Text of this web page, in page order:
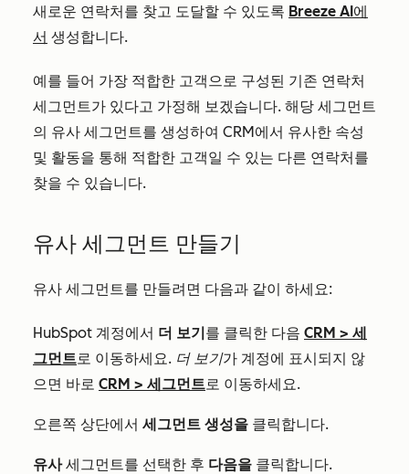
새로운 연락처를 찾고 도달할 수 있도록 Breeze AI에
서 생성합니다.
예를 들어 가장 적합한 고객으로 구성된 기존 연락처
세그먼트가 있다고 가정해 보겠습니다. 해당 세그먼트
의 유사 세그먼트를 생성하여 CRM에서 유사한 속성
및 활동을 통해 적합한 고객일 수 있는 다른 연락처를
찾을 수 있습니다.
유사 세그먼트 만들기
유사 세그먼트를 만들려면 다음과 같이 하세요:
HubSpot 계정에서 더 보기를 클릭한 다음 CRM > 세
그먼트로 이동하세요. 더 보기가 계정에 표시되지 않
으면 바로 CRM > 세그먼트로 이동하세요.
오른쪽 상단에서 세그먼트 생성을 클릭합니다.
유사세그먼트를 선택한 후 다음을 클릭합니다.